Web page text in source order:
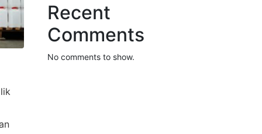
Recent
Comments
No comments to show.